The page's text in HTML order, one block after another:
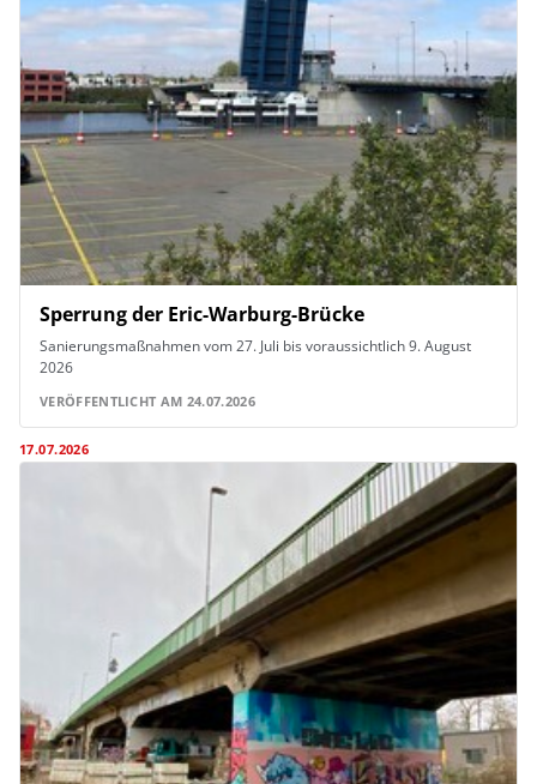
Sperrung der Eric-Warburg-Brücke
Sanierungsmaßnahmen vom 27. Juli bis voraussichtlich 9. August
2026
VERÖFFENTLICHT AM 24.07.2026
17.07.2026